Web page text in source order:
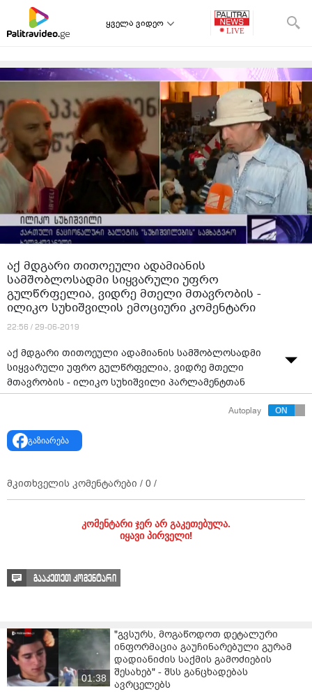
ყველა ვიდეო
აქ მდგარი თითოეული ადამიანის
სამშობლოსადმი სიყვარული უფრო
გულწრფელია, ვიდრე მთელი მთავრობის -
ილიკო სუხიშვილის ემოციური კომენტარი
22:56 / 29-06-2019
აქ მდგარი თითოეული ადამიანის სამშობლოსადმი
სიყვარული უფრო გულწრფელია, ვიდრე მთელი
მთავრობის - ილიკო სუხიშვილი პარლამენტთან
მიმდინარე აქციაზე იმყოფება. ქორეოგრაფი აქციის
მონაწილეების მოთხოვნებს იზიარებს და 20 ივნისის
გამოძიებას ითხოვს.
Autoplay
გაზიარება
მკითხველის კომენტარები / 0 /
კომენტარი ჯერ არ გაკეთებულა.
იყავი პირველი!
გააკეთეთ კომენტარი
01:38
"გვსურს, მოგაწოდოთ დეტალური
ინფორმაცია გაუჩინარებული გურამ
დადიანიძის საქმის გამოძიების
შესახებ" - შსს განცხადებას
ავრცელებს